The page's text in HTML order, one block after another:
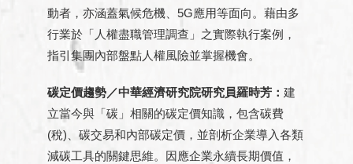
動者，亦涵蓋氣候危機、5G應用等面向。藉由多
行業於「人權盡職管理調查」之實際執行案例，
指引集團內部盤點人權風險並掌握機會。
碳定價趨勢／中華經濟研究院研究員羅時芳： 建
立當今與「碳」相關的碳定價知識，包含碳費
(稅)、碳交易和內部碳定價，並剖析企業導入各類
減碳工具的關鍵思維。因應企業永續長期價值，